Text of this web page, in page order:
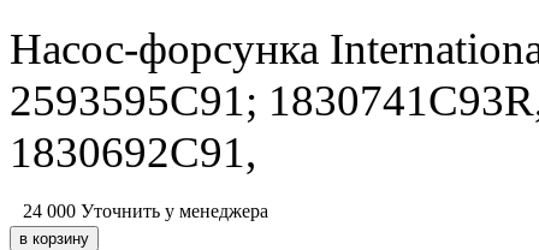
Насос-форсунка
2593595C91;
1830692C91,
24 000 Уточнить у менеджера